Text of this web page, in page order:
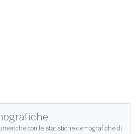
con le statistiche demografiche di